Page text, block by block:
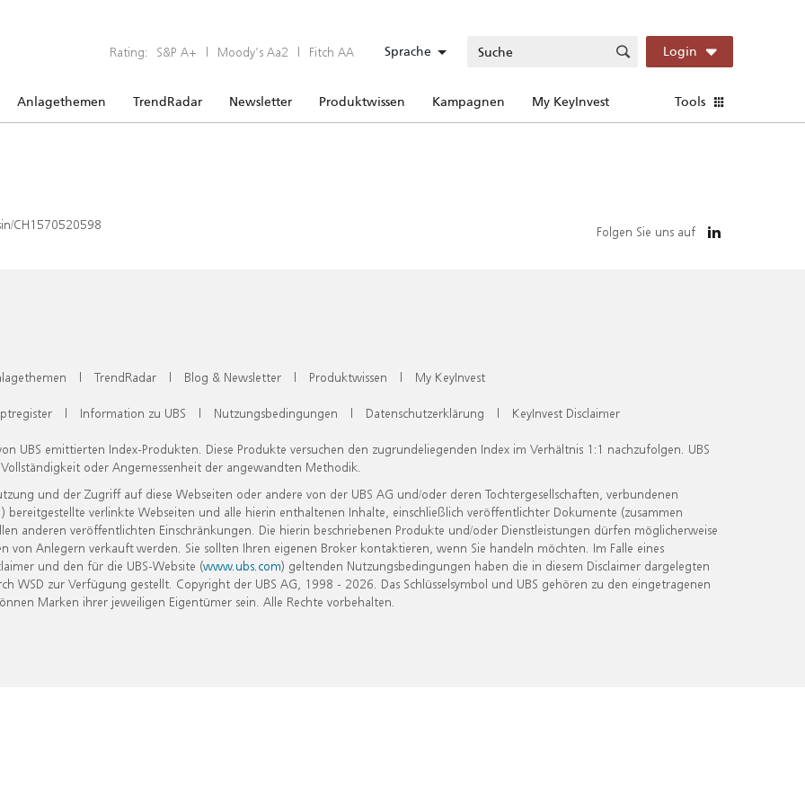
Rating: S&P A+ | Moody’s Aa2 | Fitch AA Sprache Login
Anlagethemen TrendRadar Newsletter Produktwissen Kampagnen My KeyInvest Tools
CH1570520598 Folgen Sie uns auf
| TrendRadar | Blog & Newsletter | Produktwissen | My KeyInvest
| Information zu UBS | Nutzungsbedingungen | Datenschutzerklärung | KeyInvest Disclaimer
UBS emittierten Index-Produkten. Diese Produkte versuchen den zugrundeliegenden Index im Verhältnis 1:1 nachzufolgen. UBS
oder Angemessenheit der angewandten Methodik.
und der Zugriff auf diese Webseiten oder andere von der UBS AG und/oder deren Tochtergesellschaften, verbundenen
verlinkte Webseiten und alle hierin enthaltenen Inhalte, einschließlich veröffentlichter Dokumente (zusammen
anderen veröffentlichten Einschränkungen. Die hierin beschriebenen Produkte und/oder Dienstleistungen dürfen möglicherweise
Anlegern verkauft werden. Sie sollten Ihren eigenen Broker kontaktieren, wenn Sie handeln möchten. Im Falle eines
und den für die UBS-Website (www.ubs.com) geltenden Nutzungsbedingungen haben die in diesem Disclaimer dargelegten
zur Verfügung gestellt. Copyright der UBS AG, 1998 - 2026. Das Schlüsselsymbol und UBS gehören zu den eingetragenen
Marken ihrer jeweiligen Eigentümer sein. Alle Rechte vorbehalten.